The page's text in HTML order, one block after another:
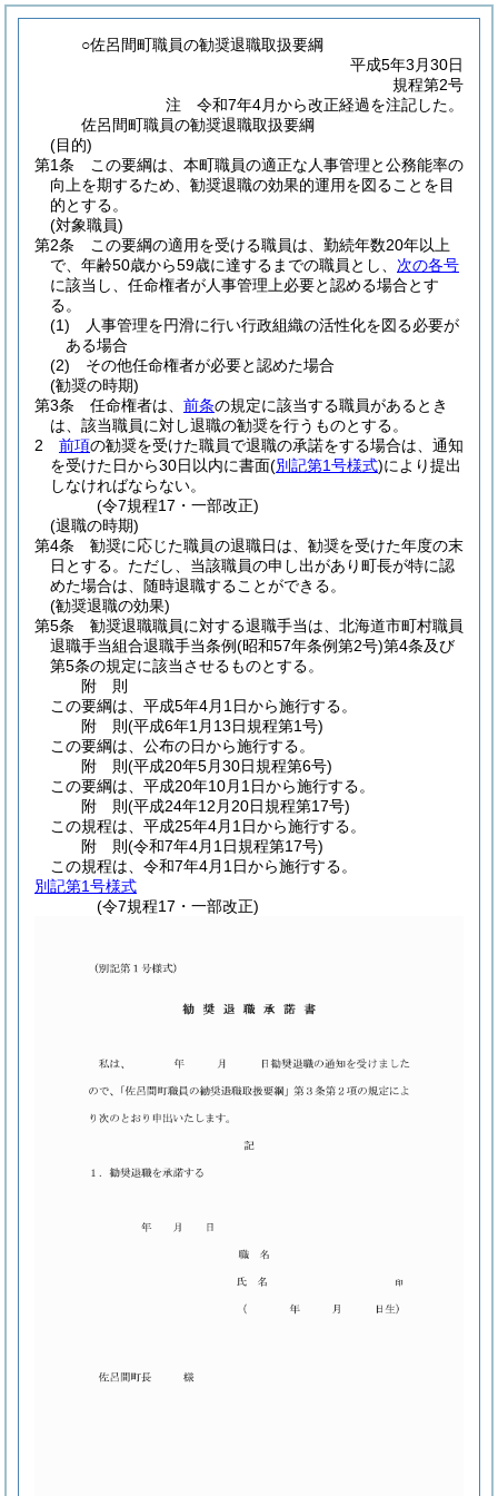
○佐呂間町職員の勧奨退職取扱要綱
平成5年3月30日
規程第2号
注 令和7年4月から改正経過を注記した。
佐呂間町職員の勧奨退職取扱要綱
(目的)
第1条
この要綱は、本町職員の適正な人事管理と公務能率の
向上を期するため、勧奨退職の効果的運用を図ることを目
的とする。
(対象職員)
第2条
この要綱の適用を受ける職員は、勤続年数20年以上
で、年齢50歳から59歳に達するまでの職員とし、 次の各号
に該当し、任命権者が人事管理上必要と認める場合とす
る。
(1)
人事管理を円滑に行い行政組織の活性化を図る必要が
ある場合
(2)
その他任命権者が必要と認めた場合
(勧奨の時期)
第3条
任命権者は、 前条の規定に該当する職員があるとき
は、該当職員に対し退職の勧奨を行うものとする。
2
前項の勧奨を受けた職員で退職の承諾をする場合は、通知
を受けた日から30日以内に書面(別記第1号様式)により提出
しなければならない。
(令7規程17・一部改正)
(退職の時期)
第4条
勧奨に応じた職員の退職日は、勧奨を受けた年度の末
日とする。 ただし、当該職員の申し出があり町長が特に認
めた場合は、随時退職することができる。
(勧奨退職の効果)
第5条
勧奨退職職員に対する退職手当は、北海道市町村職員
退職手当組合退職手当条例(昭和57年条例第2号)第4条及び
第5条の規定に該当させるものとする。
附 則
この要綱は、平成5年4月1日から施行する。
附 則(平成6年1月13日規程第1号)
この要綱は、公布の日から施行する。
附 則(平成20年5月30日規程第6号)
この要綱は、平成20年10月1日から施行する。
附 則(平成24年12月20日規程第17号)
この規程は、平成25年4月1日から施行する。
附 則(令和7年4月1日規程第17号)
この規程は、令和7年4月1日から施行する。
別記第1号様式
(令7規程17・一部改正)